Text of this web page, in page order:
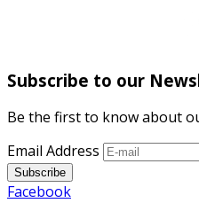
Subscribe to our
Be the first to know about
Email Address
Subscribe
Facebook